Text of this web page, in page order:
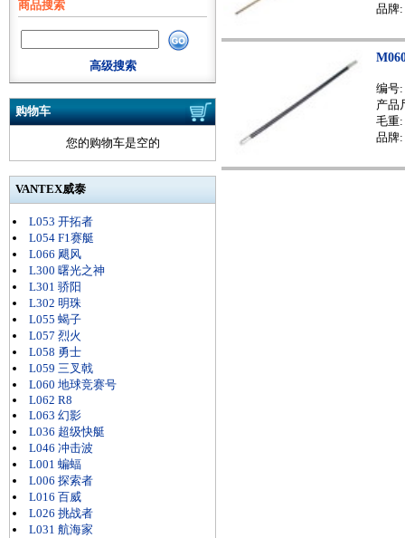
商品搜索
高级搜索
购物车
您的购物车是空的
VANTEX威泰
L053 开拓者
L054 F1赛艇
L066 飓风
L300 曙光之神
L301 骄阳
L302 明珠
L055 蝎子
L057 烈火
L058 勇士
L059 三叉戟
L060 地球竞赛号
L062 R8
L063 幻影
L036 超级快艇
L046 冲击波
L001 蝙蝠
L006 探索者
L016 百威
L026 挑战者
L031 航海家
品牌:
编号:
产品
毛重:
品牌: